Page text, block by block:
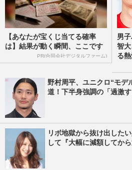
【あなたが宝くじ当てる確率
は】結果が動く瞬間、ここです
PR(合同会社デジタルファーム)
男
智
る
野村周平、ユニクロ“モデ
道！下半身強調の「過激
リボ地獄から抜け出した
して『大幅に減額してか